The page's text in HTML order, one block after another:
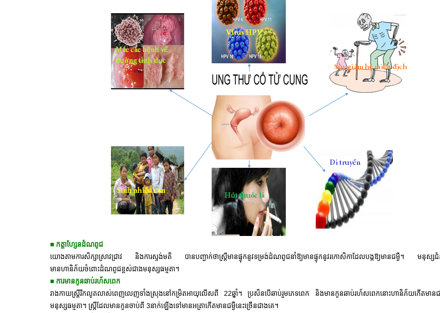
■ កត្តាហ្សែនដំណពូជ
យោងតាមការសិក្សាស្រាវជ្រាវ និងការស្ទង់មតិ បានបញ្ជាក់ថាស្ត្រីមានផ្ទុកនូវទម្រង់ដំណពូជនាំឱ្យមានផ្ទុកនូវរកោសិកាដែលបង្កឱ្យមានជម្ងឺ។ មនុស្ស
មានហានិភ័យចំពោះដំណពូជខ្ពស់ជាងមនុស្សធម្មតា។
■ ការមានកូនឆាប់រហ័សពេក
រាងកាយស្រ្តីរីកលូតលាស់ពេញលេញទាំងស្រុងនៅកម្រិតអាយុលើសពី 22ឆ្នាំ។ ប្រសិនបើឆាប់រួមភេទពេក និងមានកូនឆាប់រហ័សពេកនោះហានិភ័យកើតមានជម្
មនុស្សធម្មតា។ ស្រ្តីដែលមានកូនចាប់ពី 3នាក់ឡើងទៅមានអត្រាកើតមានជម្ងឺនេះច្រើនជាងគេ។